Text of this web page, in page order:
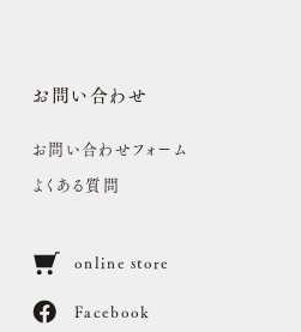
お問い合わせ
お問い合わせフォーム
よくある質問
online store
Facebook